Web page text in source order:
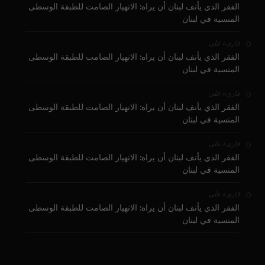
الفقر الذي يأنف لبنان أن يراه: الانهيار الصامت للطبقة الوسطى
المنسية في لبنان
قارىء على
الفقر الذي يأنف لبنان أن يراه: الانهيار الصامت للطبقة الوسطى
المنسية في لبنان
قارىء على
الفقر الذي يأنف لبنان أن يراه: الانهيار الصامت للطبقة الوسطى
المنسية في لبنان
قارىء على
الفقر الذي يأنف لبنان أن يراه: الانهيار الصامت للطبقة الوسطى
المنسية في لبنان
قارىء على
الفقر الذي يأنف لبنان أن يراه: الانهيار الصامت للطبقة الوسطى
المنسية في لبنان